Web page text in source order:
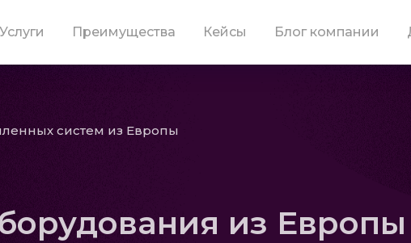
Услуги Преимущества Кейсы Блог компании
систем из Европы
из